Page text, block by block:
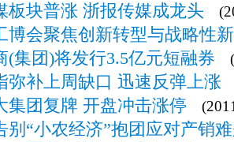
板块普涨 浙报传媒成龙头
博会聚焦创新转型与战略性
(集团)将发行3.5亿元短融券
弥补上周缺口 迅速反弹上涨
集团复牌 开盘冲击涨停
别“小农经济”抱团应对产销